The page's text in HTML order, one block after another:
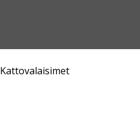
Kattovalaisimet